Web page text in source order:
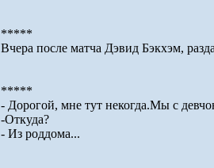
*****
Вчера после матча Дэвид Бэкхэм,
*****
- Дорогой, мне тут некогда.Мы с
-Откуда?
- Из роддома...